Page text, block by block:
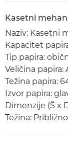
Kasetni
Naziv: Kasetni
Kapacitet
Tip papira:
Veličina papira:
Težina papira:
Izvor papira:
Dimenzije (Š x
Težina: